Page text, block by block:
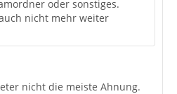
oder sonstiges.
nicht mehr weiter
nicht die meiste Ahnung.